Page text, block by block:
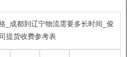
_成都到辽宁物流需要多长时间_俊
提货收费参考表